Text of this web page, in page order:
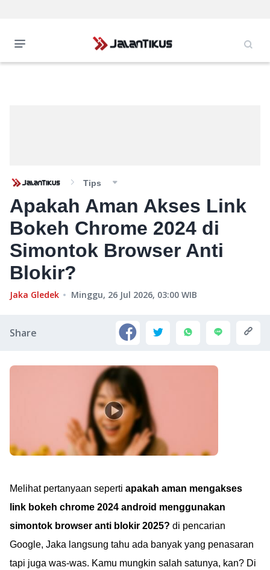
Tips
Apakah Aman Akses Link
Bokeh Chrome 2024 di
Simontok Browser Anti
Blokir?
Jaka Gledek Minggu, 26 Jul 2026, 03:00 WIB
Share
Melihat pertanyaan seperti apakah aman mengakses
link bokeh chrome 2024 android menggunakan
simontok browser anti blokir 2025? di pencarian
Google, Jaka langsung tahu ada banyak yang penasaran
tapi juga was-was. Kamu mungkin salah satunya, kan? Di